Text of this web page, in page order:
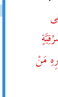
مَنْ